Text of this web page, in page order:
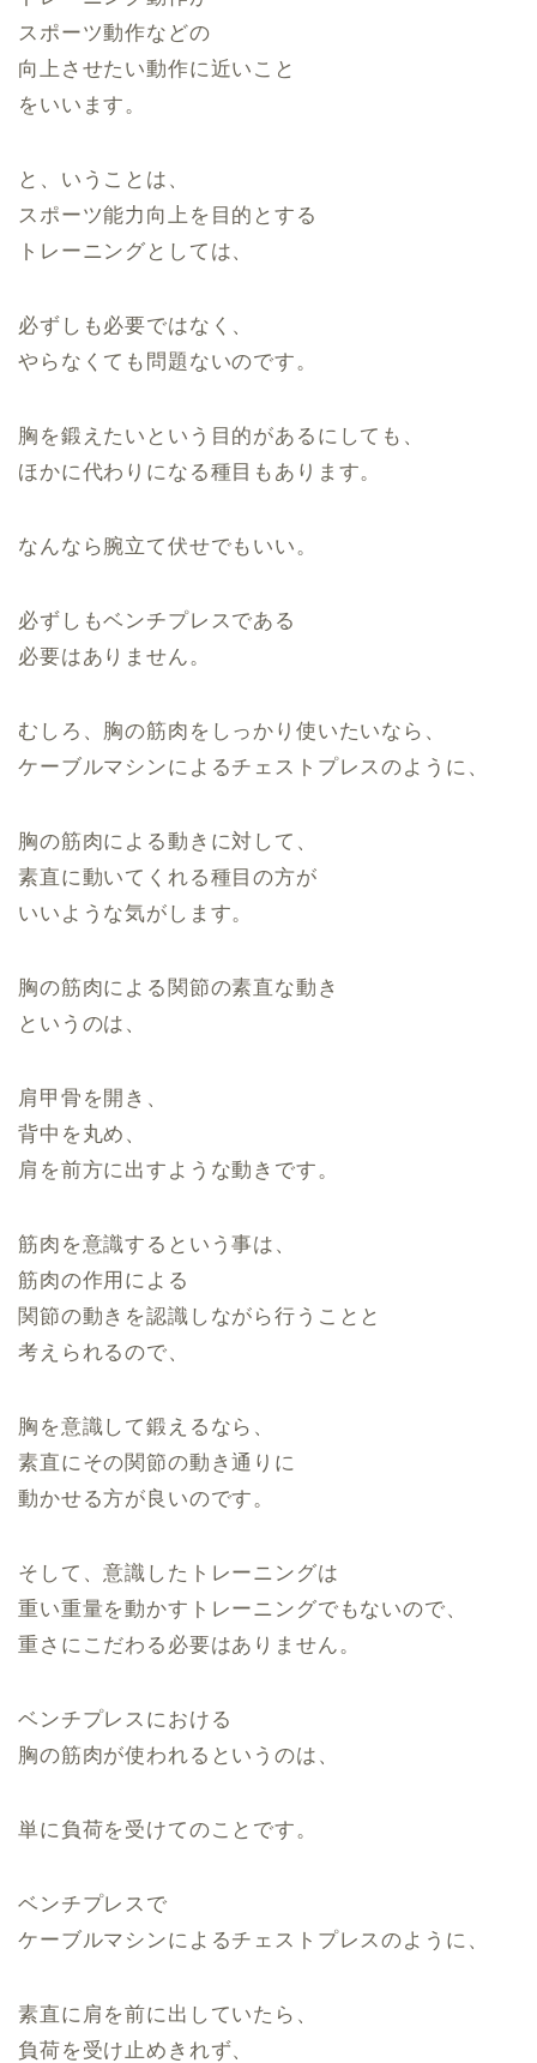
スポーツ動作などの
向上させたい動作に近いこと
をいいます。
と、いうことは、
スポーツ能力向上を目的とする
トレーニングとしては、
必ずしも必要ではなく、
やらなくても問題ないのです。
胸を鍛えたいという目的があるにしても、
ほかに代わりになる種目もあります。
なんなら腕立て伏せでもいい。
必ずしもベンチプレスである
必要はありません。
むしろ、胸の筋肉をしっかり使いたいなら、
ケーブルマシンによるチェストプレスのように、
胸の筋肉による動きに対して、
素直に動いてくれる種目の方が
いいような気がします。
胸の筋肉による関節の素直な動き
というのは、
肩甲骨を開き、
背中を丸め、
肩を前方に出すような動きです。
筋肉を意識するという事は、
筋肉の作用による
関節の動きを認識しながら行うことと
考えられるので、
胸を意識して鍛えるなら、
素直にその関節の動き通りに
動かせる方が良いのです。
そして、意識したトレーニングは
重い重量を動かすトレーニングでもないので、
重さにこだわる必要はありません。
ベンチプレスにおける
胸の筋肉が使われるというのは、
単に負荷を受けてのことです。
ベンチプレスで
ケーブルマシンによるチェストプレスのように、
素直に肩を前に出していたら、
負荷を受け止めきれず、